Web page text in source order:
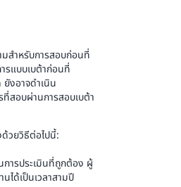
สำหรับการสอบก่อนที่
รแบบเบต้าก่อนที่
งอาจดำเนิน
ที่สอบผ่านการสอบเบต้า
วยวิธีต่อไปนี้:
ารประเมินที่ถูกต้อง ผู้
ได้เป็นเวลาสามปี